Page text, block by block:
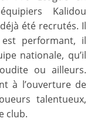
Kalidou
été recrutés. Il
performant, il
nationale, qu’il
ou ailleurs.
à l’ouverture de
talentueux,
club.